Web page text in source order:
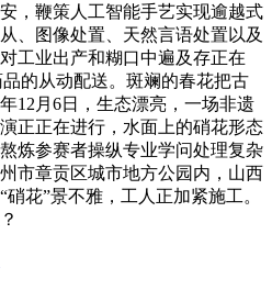
，鞭策人工智能手艺实现逾越式
、图像处置、天然言语处置以及
工业出产和糊口中遍及存正在
的从动配送。斑斓的春花把古
12月6日，生态漂亮，一场非遗
正正在进行，水面上的硝花形态
炼参赛者操纵专业学问处理复杂
市章贡区城市地方公园内，山西
花”景不雅，工人正加紧施工。